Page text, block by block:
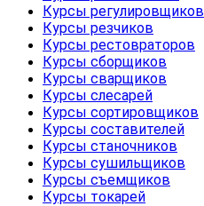
Курсы регулировщиков
Курсы резчиков
Курсы рестовраторов
Курсы сборщиков
Курсы сварщиков
Курсы слесарей
Курсы сортировщиков
Курсы составителей
Курсы станочников
Курсы сушильщиков
Курсы съемщиков
Курсы токарей